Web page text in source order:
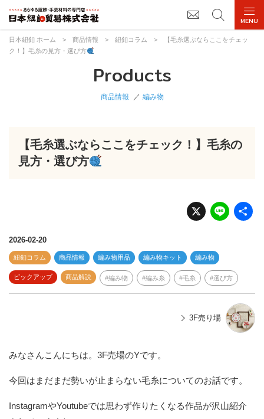
日本紐釦 ホーム > 商品情報 > 紐釦コラム >
【毛糸選ぶならここをチェッ
ク！】毛糸の見方・選び方
Products
商品情報 編み物
【毛糸選ぶならここをチェック！】毛糸の
見方・選び方
X Li
n
2026-02-20
紐釦コラム 商品情報 編み物用品 編み物キット 編み物
ピックアップ 商品解説 編み物 編み糸 毛糸 選び方
3F売り場
みなさんこんにちは。3F売場のYです。
今回はまだまだ勢いが止まらない毛糸についてのお話です。
InstagramやYoutubeでは思わず作りたくなる作品が沢山紹介